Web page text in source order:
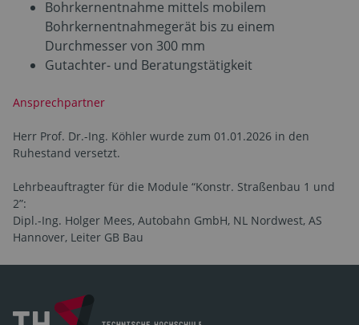
Bohrkernentnahme mittels mobilem
Bohrkernentnahmegerät bis zu einem
Durchmesser von 300 mm
Gutachter- und Beratungstätigkeit
Ansprechpartner
Herr Prof. Dr.-Ing. Köhler wurde zum 01.01.2026 in den
Ruhestand versetzt.
Lehrbeauftragter für die Module “Konstr. Straßenbau 1 und
2”:
Dipl.-Ing. Holger Mees, Autobahn GmbH, NL Nordwest, AS
Hannover, Leiter GB Bau